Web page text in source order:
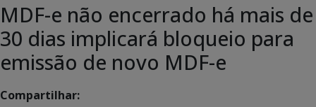
MDF-e não encerrado há mais de
30 dias implicará bloqueio para
emissão de novo MDF-e
Compartilhar: